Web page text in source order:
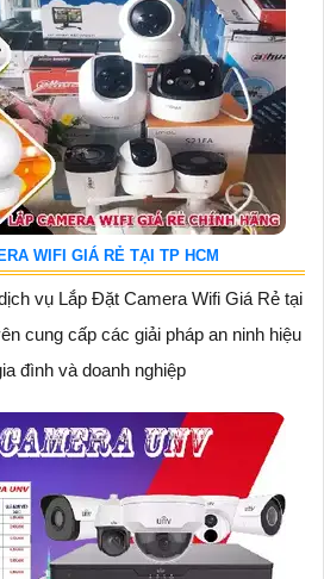
WIFI GIÁ RẺ TẠI TP HCM
vụ Lắp Đặt Camera Wifi Giá Rẻ tại
cung cấp các giải pháp an ninh hiệu
đình và doanh nghiệp